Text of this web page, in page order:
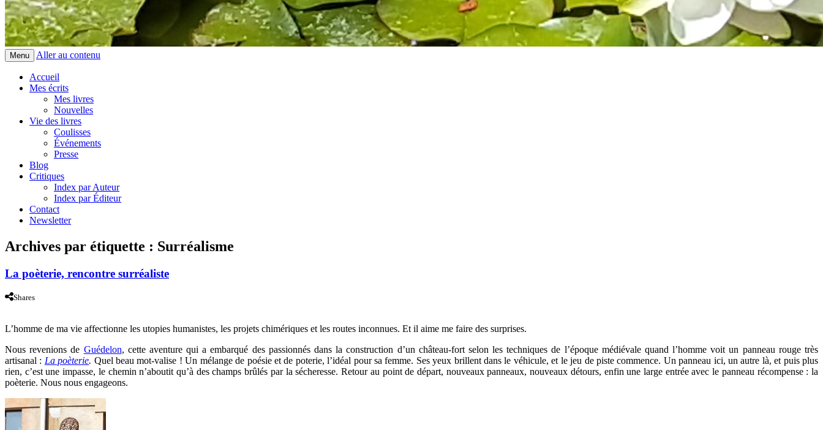
Menu Aller au contenu
Accueil
Mes écrits
Mes livres
Nouvelles
Vie des livres
Coulisses
Événements
Presse
Blog
Critiques
Index par Auteur
Index par Éditeur
Contact
Newsletter
Archives par étiquette : Surréalisme
La poèterie, rencontre surréaliste
Shares
L’homme de ma vie affectionne les utopies humanistes, les projets chimériques et les routes inconnues. Et il aime me faire des surprises.
Nous revenions de Guédelon, cette aventure qui a embarqué des passionnés dans la construction d’un château-fort selon les techniques de l’époque médiévale quand l’homme voit un panneau rouge très
artisanal : La poèterie. Quel beau mot-valise ! Un mélange de poésie et de poterie, l’idéal pour sa femme. Ses yeux brillent dans le véhicule, et le jeu de piste commence. Un panneau ici, un autre là, et puis plus
rien, c’est une impasse, le chemin n’aboutit qu’à des champs brûlés par la sécheresse. Retour au point de départ, nouveaux panneaux, nouveaux détours, enfin une large entrée avec le panneau récompense : la
poèterie. Nous nous engageons.